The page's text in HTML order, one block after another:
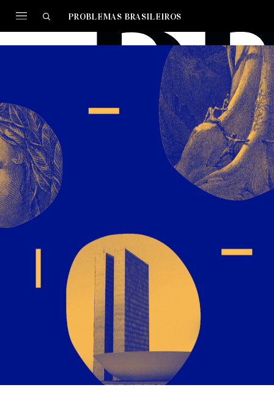
PROBLEMAS BRASILEIROS